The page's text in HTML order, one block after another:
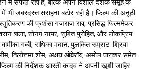
में सफल रही है, बल्कि अपने विशाल दर्शक समूह के
में भी जबरदस्त सराहना बटोर रही है। फिल्म की अनूठी
की प्रशंसा गजराज राव, प्रसिद्ध फिल्ममेकर
बाला, सोनम नायर, सुमित पुरोहित, और लोकप्रिय
गब्बी, राधिका मदान, पुलकित सम्राट, श्रिया
तिलोत्तमा शोम, अक्षय ओबेरॉय, अमोल पाराशर समेत
की निर्देशक आरती कादव ने अपनी खुशी जाहिर